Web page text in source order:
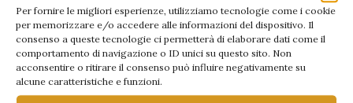
Per fornire le migliori esperienze, utilizziamo tecnologie come i cookie
per memorizzare e/o accedere alle informazioni del dispositivo. Il
consenso a queste tecnologie ci permetterà di elaborare dati come il
comportamento di navigazione o ID unici su questo sito. Non
acconsentire o ritirare il consenso può influire negativamente su
alcune caratteristiche e funzioni.